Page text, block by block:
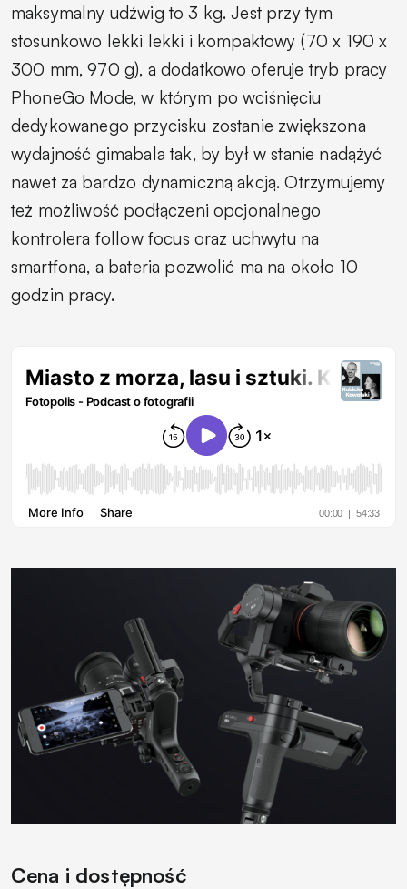
maksymalny udźwig to 3 kg. Jest przy tym
stosunkowo lekki lekki i kompaktowy (70 x 190 x
300 mm, 970 g), a dodatkowo oferuje tryb pracy
PhoneGo Mode, w którym po wciśnięciu
dedykowanego przycisku zostanie zwiększona
wydajność gimabala tak, by był w stanie nadążyć
nawet za bardzo dynamiczną akcją. Otrzymujemy
też możliwość podłączeni opcjonalnego
kontrolera follow focus oraz uchwytu na
smartfona, a bateria pozwolić ma na około 10
godzin pracy.
Cena i dostępność